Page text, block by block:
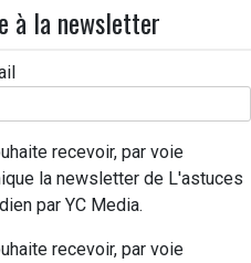
à la newsletter
recevoir, par voie
la newsletter de L'astuces
par YC Media.
recevoir, par voie